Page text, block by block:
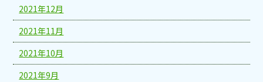
2021年12月
2021年11月
2021年10月
2021年9月